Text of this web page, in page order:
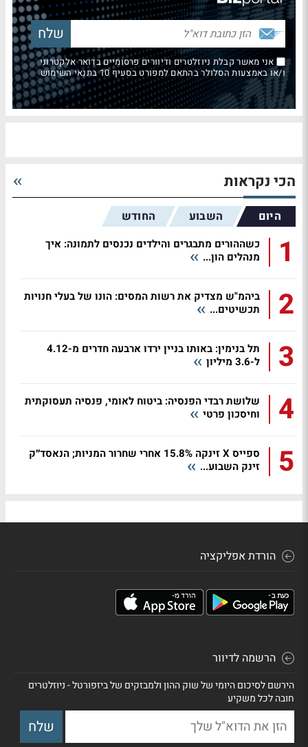
אני מאשר קבלת ניוזלטרים ודיוורים פרסומיים בדואר אלקטרוני
ו/או באמצעות הסלולר בהתאם למפורט בסעיף 10 בתנאי השימוש
הכי נקראות
היום השבוע החודש
1
כשההורים מתבגרים והילדים נכנסים לתמונה: איך
מנהלים הון...
2
ביהמ"ש מצדיק את רשות המסים: הונו של בעלי חנויות
תכשיטים...
3
תל בנימין: באותו בניין ירדו ארבעה חדרים מ-4.12
ל-3.6 מיליון
4
שלושת רבדי הפנסיה: ביטוח לאומי, פנסיה תעסוקתית
וחיסכון פרטי
5
ספייס X זינקה 15.8% אחרי שחרור המניות; הנאסד״ק
זינק השבוע...
הורדת אפליקציה
הרשמה לדיוור
הירשם לסיכום היומי של שוק ההון ולמבזקים של ביזפורטל - ניוזלטרים
חובה לכל משקיע